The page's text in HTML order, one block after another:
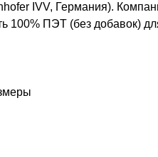
IVV, Германия).
100% ПЭТ (без добавок)